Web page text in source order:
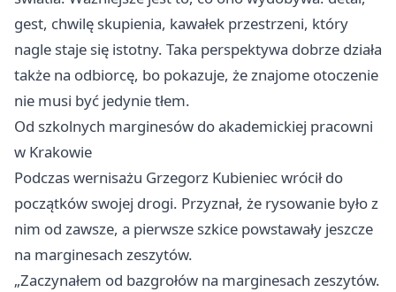
gest, chwilę skupienia, kawałek przestrzeni, który
nagle staje się istotny. Taka perspektywa dobrze działa
także na odbiorcę, bo pokazuje, że znajome otoczenie
nie musi być jedynie tłem.
Od szkolnych marginesów do akademickiej pracowni
w Krakowie
Podczas wernisażu Grzegorz Kubieniec wrócił do
początków swojej drogi. Przyznał, że rysowanie było z
nim od zawsze, a pierwsze szkice powstawały jeszcze
na marginesach zeszytów.
„Zaczynałem od bazgrołów na marginesach zeszytów.